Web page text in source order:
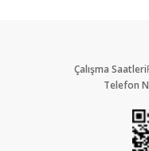
Çalışma Saatleri
Telefon